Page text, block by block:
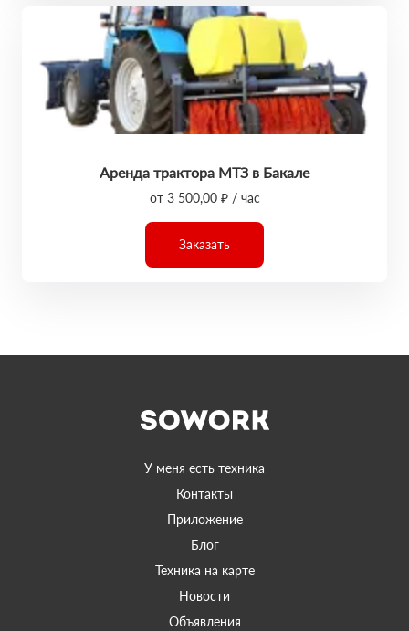
Аренда трактора МТЗ в Бакале
от 3 500,00 ₽ / час
Заказать
У меня есть техника
Контакты
Приложение
Блог
Техника на карте
Новости
Объявления